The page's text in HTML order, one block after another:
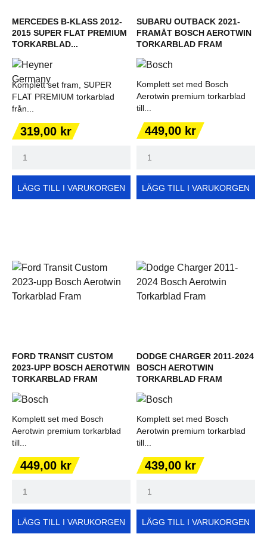
MERCEDES B-KLASS 2012-
2015 SUPER FLAT PREMIUM
TORKARBLAD...
Komplett set fram, SUPER
FLAT PREMIUM torkarblad
från...
Pris
319,00 kr
LÄGG TILL I VARUKORGEN
SUBARU OUTBACK 2021-
FRAMÅT BOSCH AEROTWIN
TORKARBLAD FRAM
Komplett set med Bosch
Aerotwin premium torkarblad
till...
Pris
449,00 kr
LÄGG TILL I VARUKORGEN
FORD TRANSIT CUSTOM
2023-UPP BOSCH AEROTWIN
TORKARBLAD FRAM
Komplett set med Bosch
Aerotwin premium torkarblad
till...
Pris
449,00 kr
LÄGG TILL I VARUKORGEN
DODGE CHARGER 2011-2024
BOSCH AEROTWIN
TORKARBLAD FRAM
Komplett set med Bosch
Aerotwin premium torkarblad
till...
Pris
439,00 kr
LÄGG TILL I VARUKORGEN